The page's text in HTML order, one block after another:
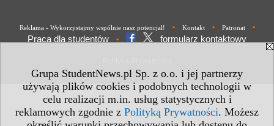
Grupa StudentNews.pl Sp. z o.o. i jej partnerzy
używają plików cookies i podobnych technologii w
celu realizacji m.in. usług statystycznych i
reklamowych zgodnie z Polityką Prywatności. Możesz
Reklama - Wykorzystajmy wspólnie nasz potencjał! • Kontakt • Patronat •
Praca dla studentów • formularz kontaktowy